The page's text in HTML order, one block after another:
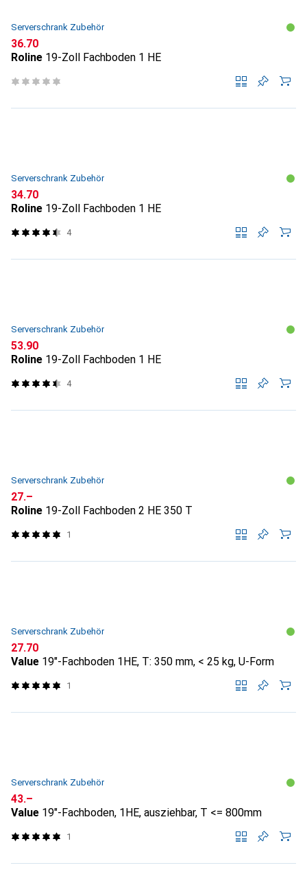
Serverschrank Zubehör
CHF
36.70
Roline 19-Zoll Fachboden 1 HE
Serverschrank Zubehör
CHF
34.70
Roline 19-Zoll Fachboden 1 HE
4
Serverschrank Zubehör
CHF
53.90
Roline 19-Zoll Fachboden 1 HE
4
Serverschrank Zubehör
CHF
27.–
Roline 19-Zoll Fachboden 2 HE 350 T
1
Serverschrank Zubehör
CHF
27.70
Value 19"-Fachboden 1HE, T: 350 mm, < 25 kg, U-Form
1
Serverschrank Zubehör
CHF
43.–
Value 19"-Fachboden, 1HE, ausziehbar, T <= 800mm
1